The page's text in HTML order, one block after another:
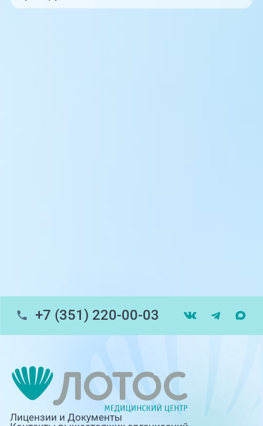
помощь)
Профосмотры, ул.Труда, 183Б
г. Златоуст, ул. Щербакова 2, строение 1
(ЦАОП)
+7 (351) 220-00-03
Лицензии и Документы